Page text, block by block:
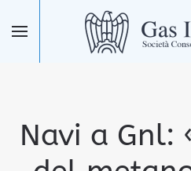
Skip to main content
Navi a Gnl: